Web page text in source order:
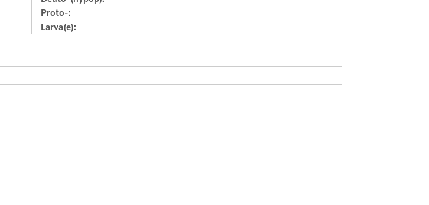
Proto-:
Larva(e):